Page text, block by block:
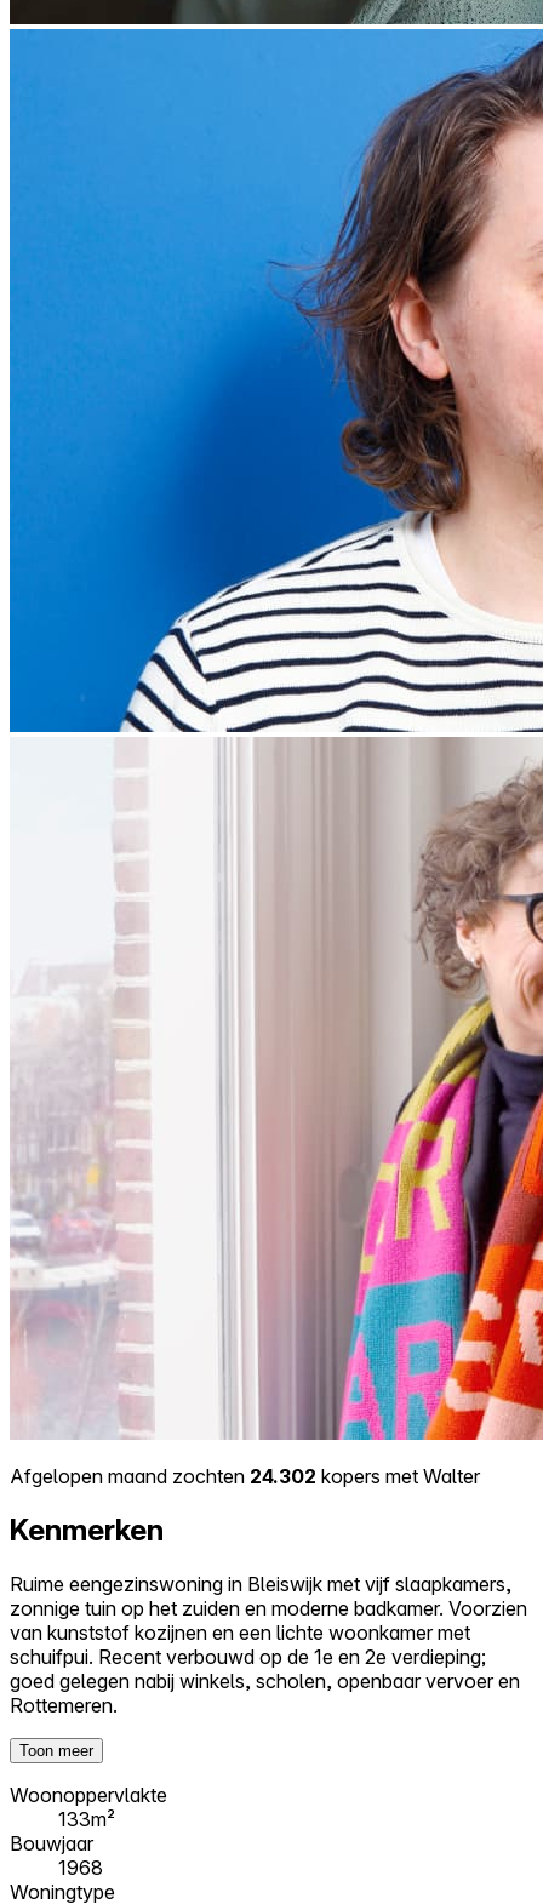
Afgelopen maand zochten 24.302 kopers met Walter
Kenmerken
Ruime eengezinswoning in Bleiswijk met vijf slaapkamers,
zonnige tuin op het zuiden en moderne badkamer. Voorzien
van kunststof kozijnen en een lichte woonkamer met
schuifpui. Recent verbouwd op de 1e en 2e verdieping;
goed gelegen nabij winkels, scholen, openbaar vervoer en
Rottemeren.
Toon meer
Woonoppervlakte
133m²
Bouwjaar
1968
Woningtype